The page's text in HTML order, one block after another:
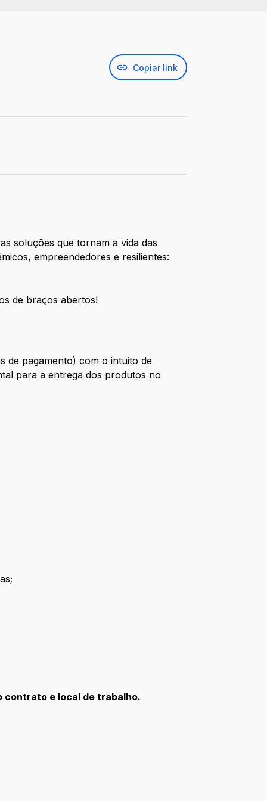
Copiar link
soluções que tornam a vida das
empreendedores e resilientes:
de braços abertos!
de pagamento) com o intuito de
para a entrega dos produtos no
contrato e local de trabalho.